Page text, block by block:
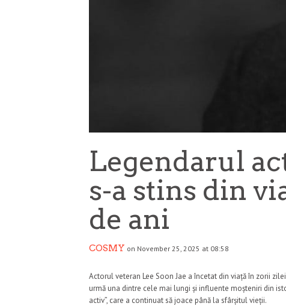
Legendarul
s-a stins din
de ani
COSMY on November 25, 2025 at 08:58
Actorul veteran Lee Soon Jae a încetat din viață în zorii
urmă una dintre cele mai lungi și influente moșteniri din
activ”, care a continuat să joace până la sfârșitul vieții.